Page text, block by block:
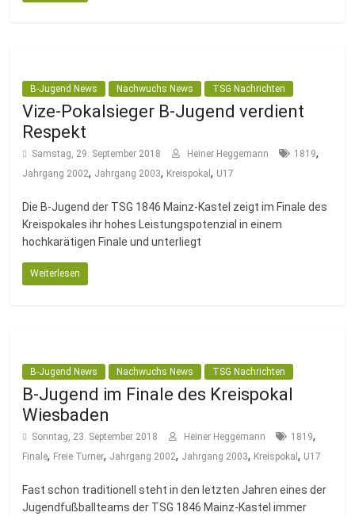
B-Jugend News Nachwuchs News TSG Nachrichten
Vize-Pokalsieger B-Jugend verdient
Respekt
Samstag, 29. September 2018 Heiner Heggemann 1819,
Jahrgang 2002, Jahrgang 2003, Kreispokal, U17
Die B-Jugend der TSG 1846 Mainz-Kastel zeigt im Finale des
Kreispokales ihr hohes Leistungspotenzial in einem
hochkarätigen Finale und unterliegt
Weiterlesen
B-Jugend News Nachwuchs News TSG Nachrichten
B-Jugend im Finale des Kreispokal
Wiesbaden
Sonntag, 23. September 2018 Heiner Heggemann 1819,
Finale, Freie Turner, Jahrgang 2002, Jahrgang 2003, Kreispokal, U17
Fast schon traditionell steht in den letzten Jahren eines der
Jugendfußballteams der TSG 1846 Mainz-Kastel immer